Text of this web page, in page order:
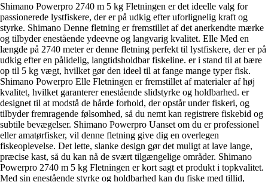
Shimano Powerpro 2740 m 5 kg Fletningen er det ideelle valg for
passionerede lystfiskere, der er på udkig efter uforlignelig kraft og
styrke. Shimano Denne fletning er fremstillet af det anerkendte mærke
og tilbyder enestående ydeevne og langvarig kvalitet. Elle Med en
længde på 2740 meter er denne fletning perfekt til lystfiskere, der er på
udkig efter en pålidelig, langtidsholdbar fiskeline. er i stand til at bære
op til 5 kg vægt, hvilket gør den ideel til at fange mange typer fisk.
Shimano Powerpro Elle Fletningen er fremstillet af materialer af høj
kvalitet, hvilket garanterer enestående slidstyrke og holdbarhed. er
designet til at modstå de hårde forhold, der opstår under fiskeri, og
tilbyder fremragende følsomhed, så du nemt kan registrere fiskebid og
subtile bevægelser. Shimano Powerpro Uanset om du er professionel
eller amatørfisker, vil denne fletning give dig en overlegen
fiskeoplevelse. Det lette, slanke design gør det muligt at lave lange,
præcise kast, så du kan nå de svært tilgængelige områder. Shimano
Powerpro 2740 m 5 kg Fletningen er kort sagt et produkt i topkvalitet.
Med sin enestående styrke og holdbarhed kan du fiske med tillid,